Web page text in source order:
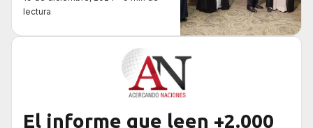
lectura
El informe que leen +2.000